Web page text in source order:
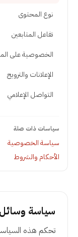
نوع المحتوى
تفاعل المتابعين
الخصوصية على
الإعلانات والترويج
التواصل الإعلامي
سياسات ذات صلة
سياسة الخصوصية
الأحكام والشروط
سياسة
تحكم هذه